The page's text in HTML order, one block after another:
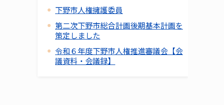
下野市人権擁護委員
第二次下野市総合計画後期基本計画を
策定しました
令和６年度下野市人権推進審議会【会
議資料・会議録】